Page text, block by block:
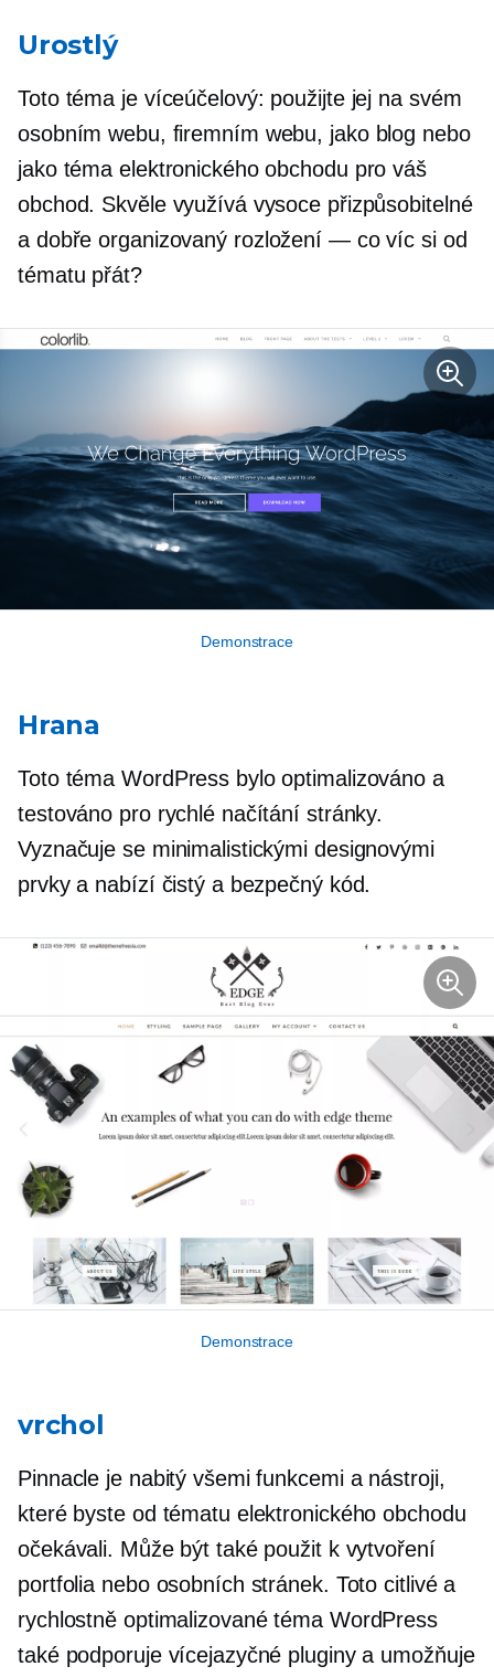
Urostlý
Toto téma je víceúčelový: použijte jej na svém
osobním webu, firemním webu, jako blog nebo
jako téma elektronického obchodu pro váš
obchod. Skvěle využívá vysoce přizpůsobitelné
a dobře organizovaný rozložení — co víc si od
tématu přát?
Demonstrace
Hrana
Toto téma WordPress bylo optimalizováno a
testováno pro rychlé načítání stránky.
Vyznačuje se minimalistickými designovými
prvky a nabízí čistý a bezpečný kód.
Demonstrace
vrchol
Pinnacle je nabitý všemi funkcemi a nástroji,
které byste od tématu elektronického obchodu
očekávali. Může být také použit k vytvoření
portfolia nebo osobních stránek. Toto citlivé a
rychlostně optimalizované téma WordPress
také podporuje vícejazyčné pluginy a umožňuje